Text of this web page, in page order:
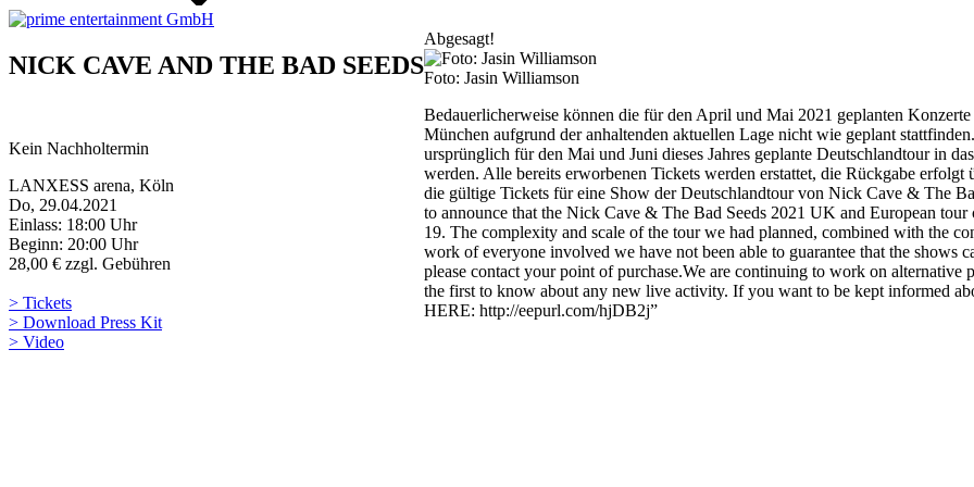
NICK CAVE AND THE BAD SEEDS
Kein Nachholtermin
LANXESS arena, Köln
Do, 29.04.2021
Einlass: 18:00 Uhr
Beginn: 20:00 Uhr
28,00 € zzgl. Gebühren
> Tickets
> Download Press Kit
> Video
Abgesagt!
Foto: Jasin Williamson
Bedauerlicherweise können die für den April und Mai 2021 geplanten
München aufgrund der anhaltenden aktuellen Lage nicht wie geplant
ursprünglich für den Mai und Juni dieses Jahres geplante Deutschlandtour in
werden. Alle bereits erworbenen Tickets werden erstattet, die Rückgabe
die gültige Tickets für eine Show der Deutschlandtour von Nick Cave & The
to announce that the Nick Cave & The Bad Seeds 2021 UK and European
19. The complexity and scale of the tour we had planned, combined with the
work of everyone involved we have not been able to guarantee that the
please contact your point of purchase.We are continuing to work on
the first to know about any new live activity. If you want to be kept informed
HERE: http://eepurl.com/hjDB2j”